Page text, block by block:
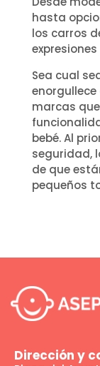
hasta
los carros
Sea cual
marcas
bebé. Al
seguridad,
de que
pequeños
Dirección y